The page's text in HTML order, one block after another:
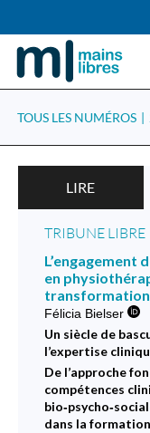
TOUS LES NUMÉROS
LIRE
TRIBUNE LIBRE
L’engagement
en
Félicia Bielser
Un siècle de
l’expertise
De l’approche
compétences
dans la